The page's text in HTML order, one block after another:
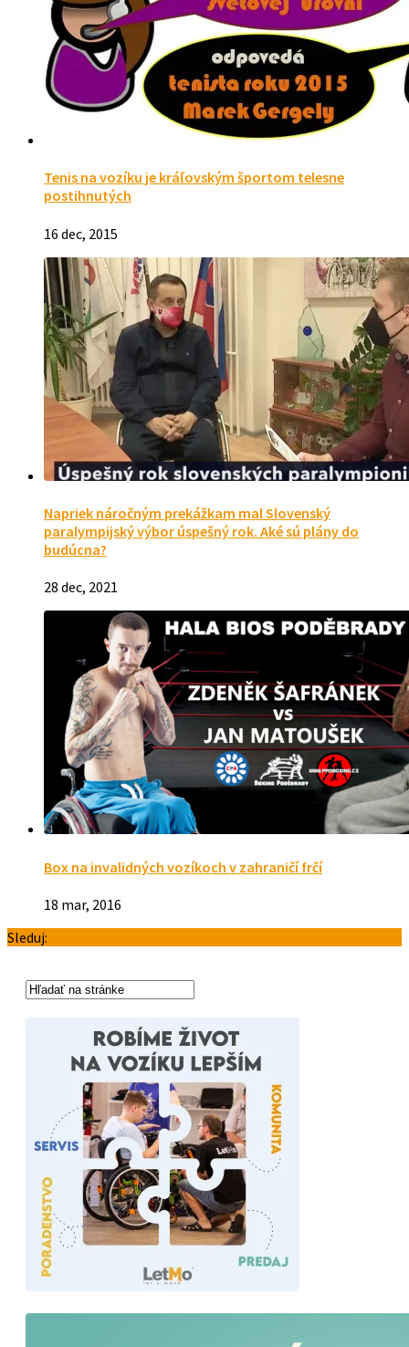
Tenis na vozíku je kráľovským športom telesne
postihnutých
16 dec, 2015
Napriek náročným prekážkam mal Slovenský
paralympijský výbor úspešný rok. Aké sú plány do
budúcna?
28 dec, 2021
Box na invalidných vozíkoch v zahraničí frčí
18 mar, 2016
Sleduj: